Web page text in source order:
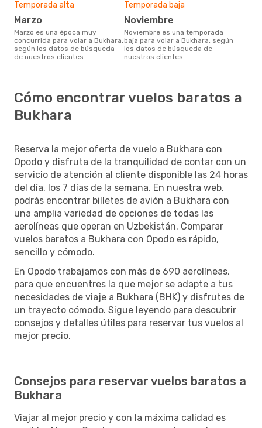
Temporada alta
marzo
marzo es una época muy
concurrida para volar a Bukhara,
según los datos de búsqueda
de nuestros clientes
Temporada baja
noviembre
noviembre es una temporada
baja para volar a Bukhara, según
los datos de búsqueda de
nuestros clientes
Cómo encontrar vuelos baratos a
Bukhara
Reserva la mejor oferta de vuelo a Bukhara con
Opodo y disfruta de la tranquilidad de contar con un
servicio de atención al cliente disponible las 24 horas
del día, los 7 días de la semana. En nuestra web,
podrás encontrar billetes de avión a Bukhara con
una amplia variedad de opciones de todas las
aerolíneas que operan en Uzbekistán. Comparar
vuelos baratos a Bukhara con Opodo es rápido,
sencillo y cómodo.
En Opodo trabajamos con más de 690 aerolíneas,
para que encuentres la que mejor se adapte a tus
necesidades de viaje a Bukhara (BHK) y disfrutes de
un trayecto cómodo. Sigue leyendo para descubrir
consejos y detalles útiles para reservar tus vuelos al
mejor precio.
Consejos para reservar vuelos baratos a
Bukhara
Viajar al mejor precio y con la máxima calidad es